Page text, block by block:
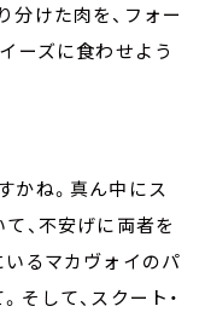
けた肉を、フォー
ーズに食わせよう
ね。真ん中にス
、不安げに両者を
いるマカヴォイのパ
そして、スクート・